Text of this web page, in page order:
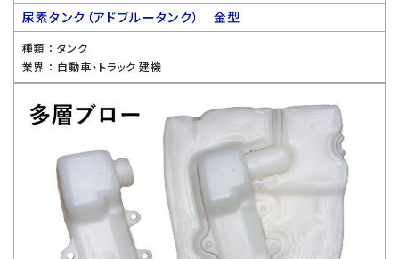
尿素タンク（アドブルータンク） 金型
種類 ： タンク
業界 ： 自動車・トラック 建機